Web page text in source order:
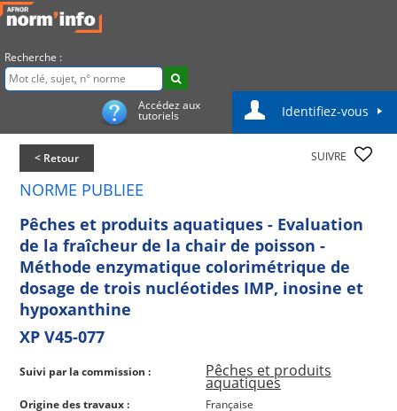
Recherche :
Accédez aux
tutoriels Identifiez-vous
< Retour SUIVRE
NORME PUBLIEE
Pêches et produits aquatiques - Evaluation
de la fraîcheur de la chair de poisson -
Méthode enzymatique colorimétrique de
dosage de trois nucléotides IMP, inosine et
hypoxanthine
XP V45-077
Suivi par la commission : Pêches et produits
aquatiques
Origine des travaux :
Française